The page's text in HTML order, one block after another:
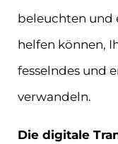
beleuchten und
helfen können,
fesselndes und
verwandeln.
Die digitale